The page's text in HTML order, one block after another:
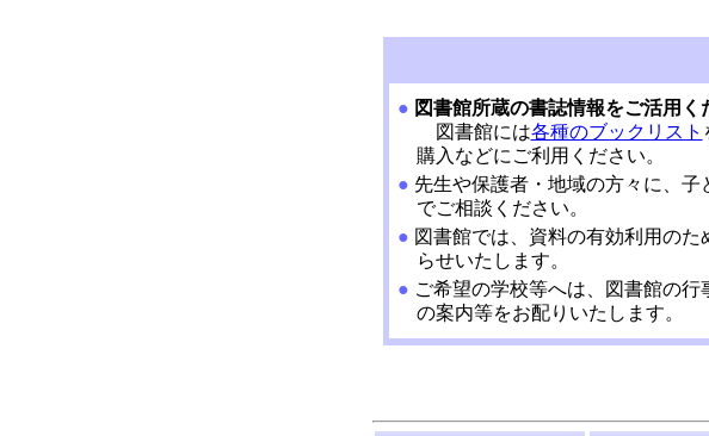
● 図書館所蔵の書誌情報をご活用く
図書館には各種のブックリスト
購入などにご利用ください。
● 先生や保護者・地域の方々に、
でご相談ください。
● 図書館では、資料の有効利用の
らせいたします。
● ご希望の学校等へは、図書館の
の案内等をお配りいたします。